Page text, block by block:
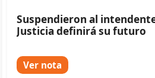
Suspendieron al
Justicia definirá su futuro
Ver nota